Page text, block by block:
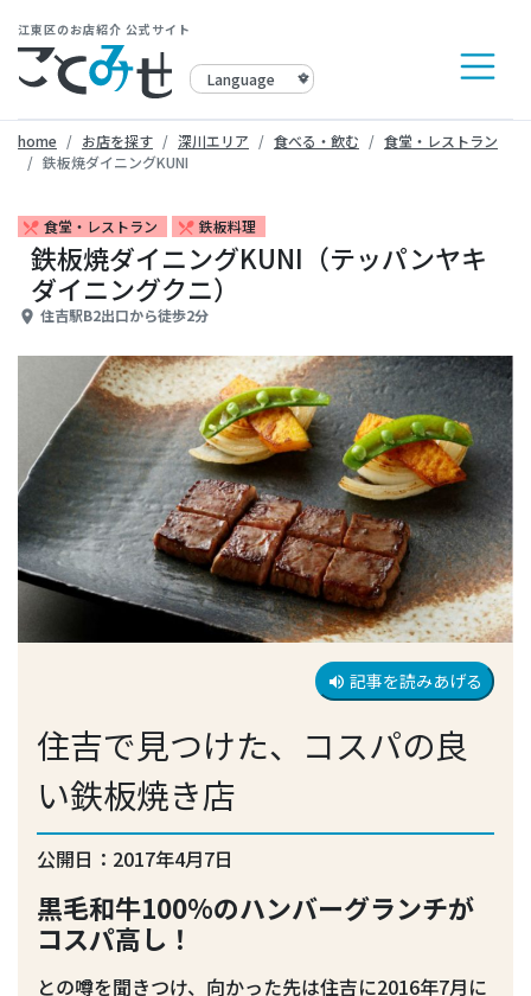
江東区のお店紹介 公式サイト
home お店を探す 深川エリア 食べる・飲む
食堂・レストラン
鉄板焼ダイニングKUNI
restaurant_menu 食堂・レストラン restaurant_menu 鉄板料理
鉄板焼ダイニングKUNI（テッパンヤキ
ダイニングクニ）
place 住吉駅B2出口から徒歩2分
volume_up 記事を読みあげる
住吉で見つけた、コスパの良
い鉄板焼き店
公開日：2017年4月7日
黒毛和牛100%のハンバーグランチが
コスパ高し！
との噂を聞きつけ、向かった先は住吉に2016年7月に